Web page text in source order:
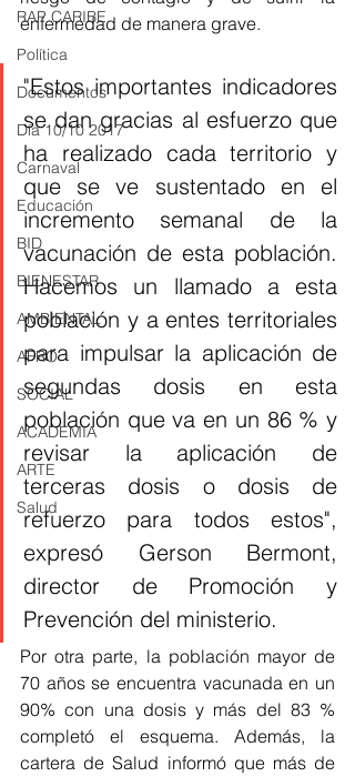
RAP CARIBE
Política
Documentos
Día 10/10 2017
Carnaval
Educación
BID
BIENESTAR
AMBIENTAL
AFRO
SOCIAL
ACADEMIA
ARTE
Salud
enfermedad de manera grave.
"Estos importantes indicadores
se dan gracias al esfuerzo que
ha realizado cada territorio y
que se ve sustentado en el
incremento semanal de la
vacunación de esta población.
Hacemos un llamado a esta
población y a entes territoriales
para impulsar la aplicación de
segundas dosis en esta
población que va en un 86 % y
revisar la aplicación de
terceras dosis o dosis de
refuerzo para todos estos",
expresó Gerson Bermont,
director de Promoción y
Prevención del ministerio.
Por otra parte, la población mayor de
70 años se encuentra vacunada en un
90% con una dosis y más del 83 %
completó el esquema. Además, la
cartera de Salud informó que más de